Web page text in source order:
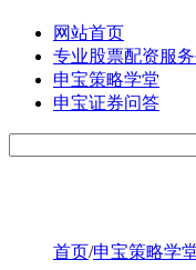
网站首页
专业股票配资服
申宝策略学堂
申宝证券问答
首页/申宝策略学